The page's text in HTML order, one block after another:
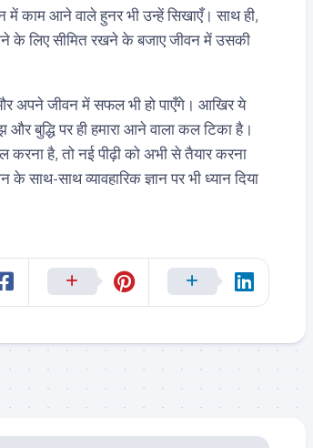
काम आने वाले हुनर भी उन्हें सिखाएँ। साथ ही,
होने के लिए सीमित रखने के बजाए जीवन में उसकी
और अपने जीवन में सफल भी हो पाएँगे। आखिर ये
बुद्धि पर ही हमारा आने वाला कल टिका है।
है, तो नई पीढ़ी को अभी से तैयार करना
के साथ-साथ व्यावहारिक ज्ञान पर भी ध्यान दिया